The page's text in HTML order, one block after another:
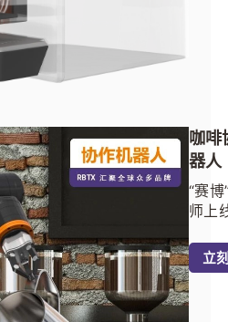
咖啡
器人
“赛博
师
送咖
会拉
高性
立